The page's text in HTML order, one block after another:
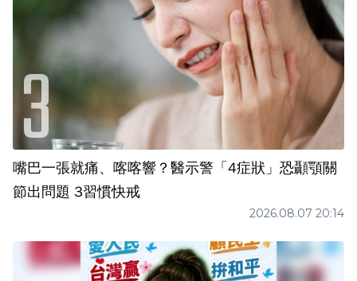
嘴巴一張就痛、喀喀響？醫示警「4症狀」恐顳顎關
節出問題 3習慣快戒
2026.08.07 20:14